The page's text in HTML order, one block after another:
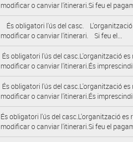
modificar o canviar l'itinerari.Si feu el
És obligatori l'ús del casc. L'organització
modificar o canviar l'itinerari. Si feu el...
És obligatori l'ús del casc.L'organització es
modificar o canviar l'itinerari.És
És obligatori l'ús del casc.L'organització es
modificar o canviar l'itinerari.És
És obligatori l'ús del casc.L'organització es
modificar o canviar l'itinerari.Si feu el